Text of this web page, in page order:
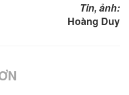
Tin, ảnh:
Hoàng Duy